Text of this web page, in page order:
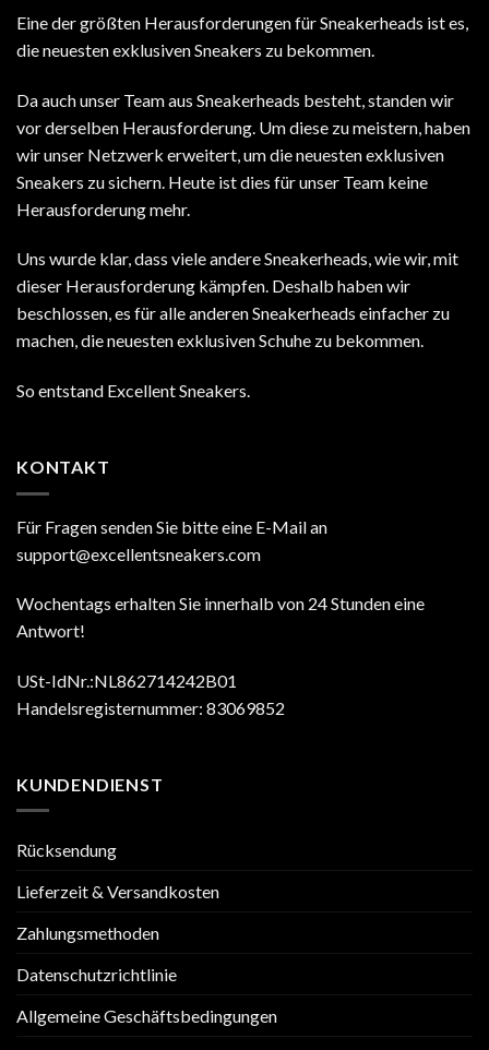
Eine der größten Herausforderungen für Sneakerheads ist es,
die neuesten exklusiven Sneakers zu bekommen.
Da auch unser Team aus Sneakerheads besteht, standen wir
vor derselben Herausforderung. Um diese zu meistern, haben
wir unser Netzwerk erweitert, um die neuesten exklusiven
Sneakers zu sichern. Heute ist dies für unser Team keine
Herausforderung mehr.
Uns wurde klar, dass viele andere Sneakerheads, wie wir, mit
dieser Herausforderung kämpfen. Deshalb haben wir
beschlossen, es für alle anderen Sneakerheads einfacher zu
machen, die neuesten exklusiven Schuhe zu bekommen.
So entstand Excellent Sneakers.
KONTAKT
Für Fragen senden Sie bitte eine E-Mail an
support@excellentsneakers.com
Wochentags erhalten Sie innerhalb von 24 Stunden eine
Antwort!
USt-IdNr.:NL862714242B01
Handelsregisternummer: 83069852
KUNDENDIENST
Rücksendung
Lieferzeit & Versandkosten
Zahlungsmethoden
Datenschutzrichtlinie
Allgemeine Geschäftsbedingungen